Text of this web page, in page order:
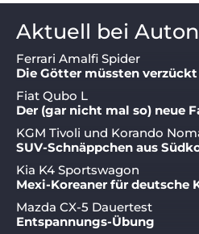
Aktuell bei
Ferrari Amalfi Spider
Die Götter müssten
Fiat Qubo L
Der (gar nicht mal so) neue
KGM Tivoli und Korando
SUV-Schnäppchen aus
Kia K4 Sportswagon
Mexi-Koreaner für deutsche
Mazda CX-5 Dauertest
Entspannungs-Übung